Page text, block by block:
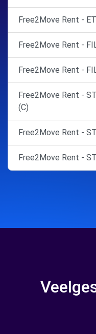
Free2Move Rent -
Free2Move Rent -
Free2Move Rent -
Free2Move Rent -
(C)
Free2Move Rent -
Free2Move Rent -